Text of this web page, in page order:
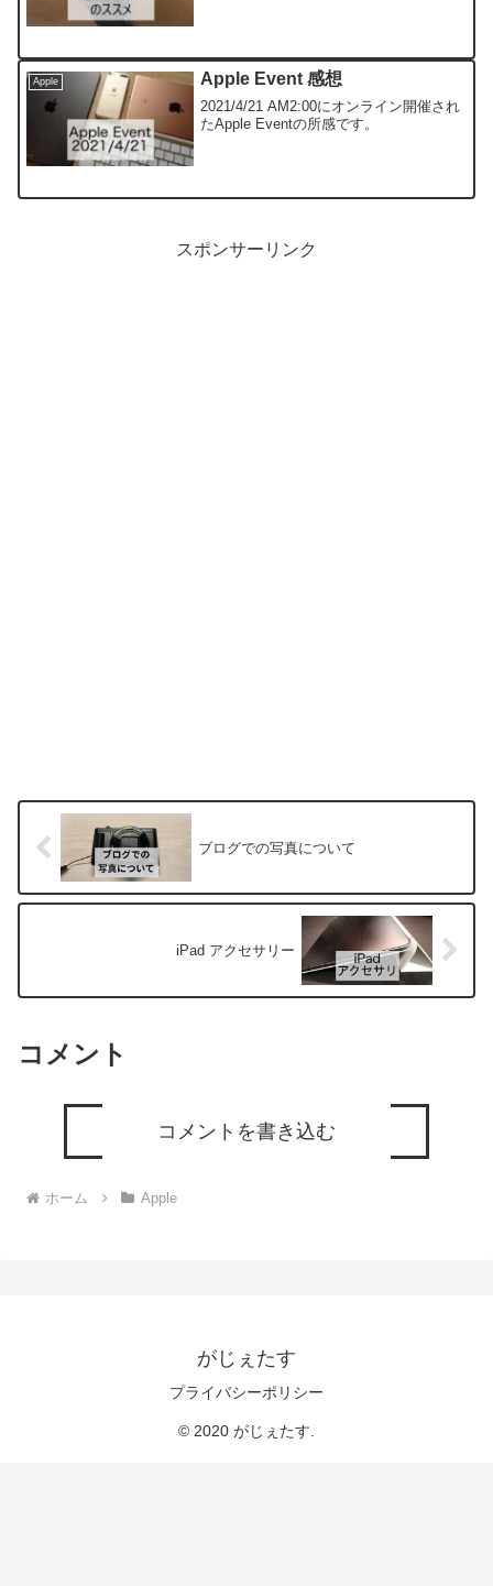
Apple Apple Event 感想
2021/4/21 AM2:00にオンライン開催され
たApple Eventの所感です。
スポンサーリンク
ブログでの写真について
iPad アクセサリー
コメント
コメントを書き込む
ホーム Apple
がじぇたす
プライバシーポリシー
© 2020 がじぇたす.